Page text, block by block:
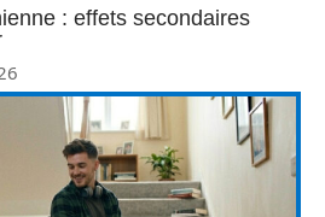
: effets secondaires